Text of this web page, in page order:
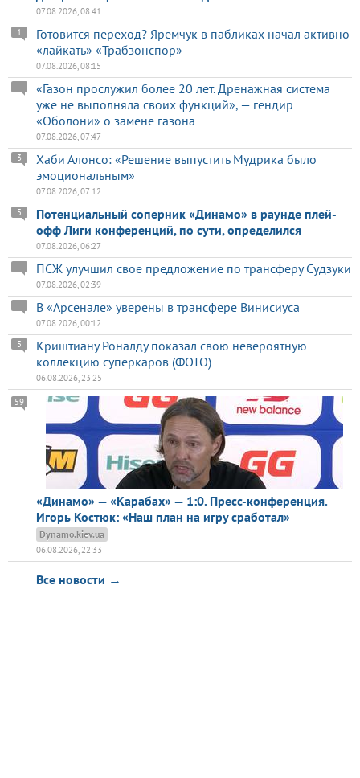
07.08.2026, 08:41
Готовится переход? Яремчук в пабликах начал активно
«лайкать» «Трабзонспор»
1
07.08.2026, 08:15
«Газон прослужил более 20 лет. Дренажная система
уже не выполняла своих функций», — гендир
«Оболони» о замене газона
07.08.2026, 07:47
Хаби Алонсо: «Решение выпустить Мудрика было
эмоциональным»
3
07.08.2026, 07:12
Потенциальный соперник «Динамо» в раунде плей-
офф Лиги конференций, по сути, определился
5
07.08.2026, 06:27
ПСЖ улучшил свое предложение по трансферу Судзуки
07.08.2026, 02:39
В «Арсенале» уверены в трансфере Винисиуса
07.08.2026, 00:12
Криштиану Роналду показал свою невероятную
коллекцию суперкаров (ФОТО)
5
06.08.2026, 23:25
«Динамо» — «Карабах» — 1:0. Пресс-конференция.
Игорь Костюк: «Наш план на игру сработал»
59
Dynamo.kiev.ua
06.08.2026, 22:33
Все новости →